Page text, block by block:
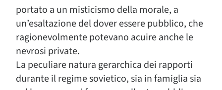
portato a un misticismo della morale, a
un’esaltazione del dover essere pubblico, che
ragionevolmente potevano acuire anche le
nevrosi private.
La peculiare natura gerarchica dei rapporti
durante il regime sovietico, sia in famiglia sia